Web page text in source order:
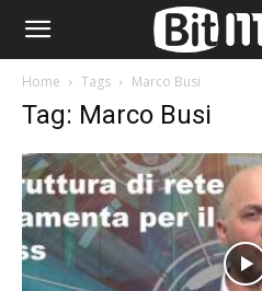
Home Tags Marco Busi
Tag: Marco Busi